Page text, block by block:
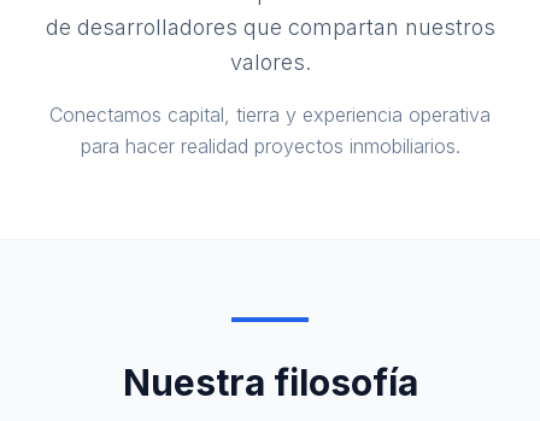
de desarrolladores que compartan nuestros
valores.
Conectamos capital, tierra y experiencia operativa
para hacer realidad proyectos inmobiliarios.
Nuestra filosofía